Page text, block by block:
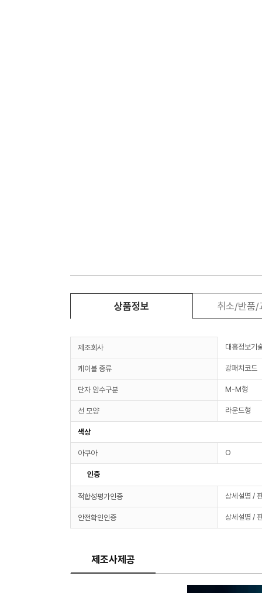
상품정보 취소/반품/
제조회사 대흥정보기
케이블 종류 광패치코드
단자 암수구분 M-M형
선 모양 라운드형
색상
아쿠아 O
인증
적합성평가인증 상세설명 /
안전확인인증 상세설명 /
제조사제공